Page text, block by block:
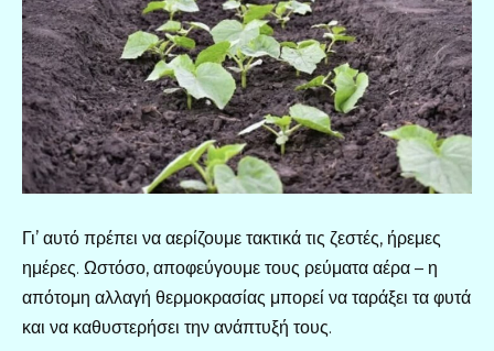
Γι’ αυτό πρέπει να αερίζουμε τακτικά τις ζεστές, ήρεμες
ημέρες. Ωστόσο, αποφεύγουμε τους ρεύματα αέρα – η
απότομη αλλαγή θερμοκρασίας μπορεί να ταράξει τα φυτά
και να καθυστερήσει την ανάπτυξή τους.